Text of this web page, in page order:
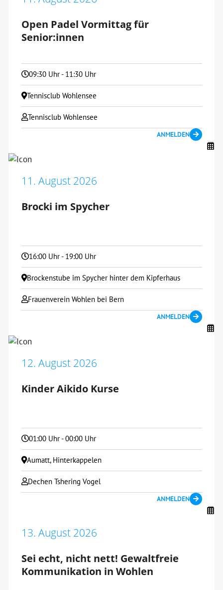
Open Padel Vormittag für
Senior:innen
09:30 Uhr - 11:30 Uhr
Tennisclub Wohlensee
Tennisclub Wohlensee
ANMELDEN
11. August 2026
Brocki im Spycher
16:00 Uhr - 19:00 Uhr
Brockenstube im Spycher hinter dem Kipferhaus
Frauenverein Wohlen bei Bern
ANMELDEN
12. August 2026
Kinder Aikido Kurse
01:00 Uhr - 00:00 Uhr
Aumatt, Hinterkappelen
Dechen Tshering Vogel
ANMELDEN
13. August 2026
Sei echt, nicht nett! Gewaltfreie
Kommunikation in Wohlen